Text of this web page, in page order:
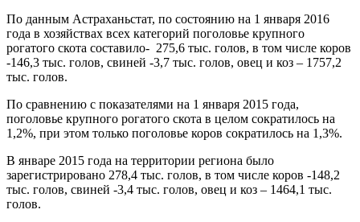
По данным Астраханьстат, по состоянию на 1 января 2016
года в хозяйствах всех категорий поголовье крупного
рогатого скота составило- 275,6 тыс. голов, в том числе коров
-146,3 тыс. голов, свиней -3,7 тыс. голов, овец и коз – 1757,2
тыс. голов.
По сравнению с показателями на 1 января 2015 года,
поголовье крупного рогатого скота в целом сократилось на
1,2%, при этом только поголовье коров сократилось на 1,3%.
В январе 2015 года на территории региона было
зарегистрировано 278,4 тыс. голов, в том числе коров -148,2
тыс. голов, свиней -3,4 тыс. голов, овец и коз – 1464,1 тыс.
голов.